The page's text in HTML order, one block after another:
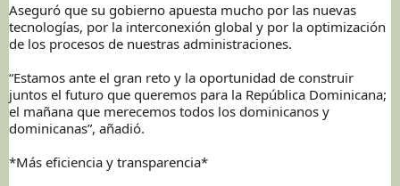
Aseguró que su gobierno apuesta mucho por las nuevas
tecnologías, por la interconexión global y por la optimización
de los procesos de nuestras administraciones.
“Estamos ante el gran reto y la oportunidad de construir
juntos el futuro que queremos para la República Dominicana;
el mañana que merecemos todos los dominicanos y
dominicanas”, añadió.
*Más eficiencia y transparencia*